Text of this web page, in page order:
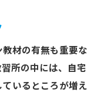
材の有無も重要な
所の中には、自宅
いるところが増え